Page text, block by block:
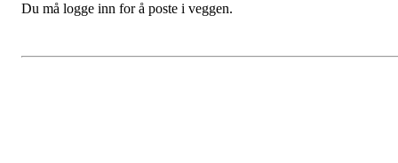
Du må logge inn for å poste i veggen.